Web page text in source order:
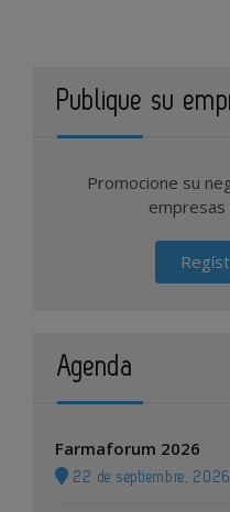
Publique su
Promocione su
empresas
Agenda
Farmaforum 2026
22 de septiembre, 2026